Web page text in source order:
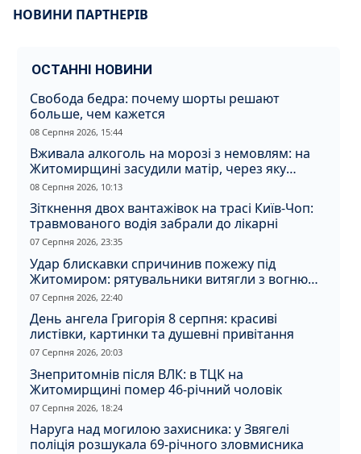
НОВИНИ ПАРТНЕРІВ
ОСТАННІ НОВИНИ
Свобода бедра: почему шорты решают
больше, чем кажется
08 Серпня 2026, 15:44
Вживала алкоголь на морозі з немовлям: на
Житомирщині засудили матір, через яку
дитина отримала обмороження
08 Серпня 2026, 10:13
Зіткнення двох вантажівок на трасі Київ-Чоп:
травмованого водія забрали до лікарні
07 Серпня 2026, 23:35
Удар блискавки спричинив пожежу під
Житомиром: рятувальники витягли з вогню
кота
07 Серпня 2026, 22:40
День ангела Григорія 8 серпня: красиві
листівки, картинки та душевні привітання
07 Серпня 2026, 20:03
Знепритомнів після ВЛК: в ТЦК на
Житомирщині помер 46-річний чоловік
07 Серпня 2026, 18:24
Наруга над могилою захисника: у Звягелі
поліція розшукала 69-річного зловмисника